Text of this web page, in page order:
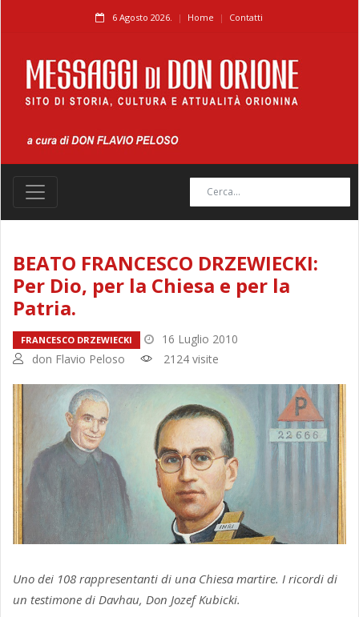
6 Agosto 2026. Home Contatti
BEATO FRANCESCO DRZEWIECKI:
Per Dio, per la Chiesa e per la
Patria.
FRANCESCO DRZEWIECKI
16 Luglio 2010
don Flavio Peloso
2124 visite
Uno dei 108 rappresentanti di una Chiesa martire. I ricordi di
un testimone di Davhau, Don Jozef Kubicki.